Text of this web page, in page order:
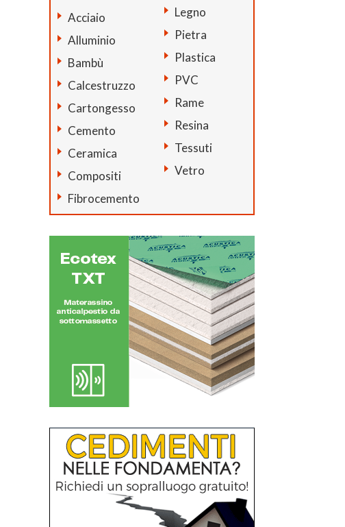
Acciaio
Alluminio
Bambù
Calcestruzzo
Cartongesso
Cemento
Ceramica
Compositi
Fibrocemento
Legno
Pietra
Plastica
PVC
Rame
Resina
Tessuti
Vetro